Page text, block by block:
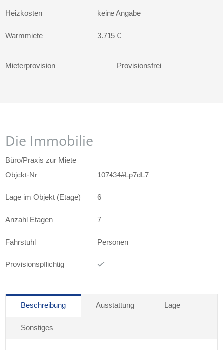
Heizkosten keine Angabe
Warmmiete 3.715 €
Mieterprovision Provisionsfrei
Die Immobilie
Büro/Praxis zur Miete
Objekt-Nr
107434#Lp7dL7
Lage im Objekt (Etage) 6
Anzahl Etagen 7
Fahrstuhl Personen
Provisionspflichtig
Beschreibung Ausstattung Lage
Sonstiges